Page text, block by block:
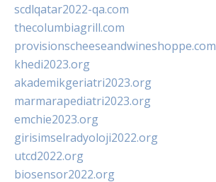
scdlqatar2022-qa.com
thecolumbiagrill.com
provisionscheeseandwineshoppe.com
khedi2023.org
akademikgeriatri2023.org
marmarapediatri2023.org
emchie2023.org
girisimselradyoloji2022.org
utcd2022.org
biosensor2022.org